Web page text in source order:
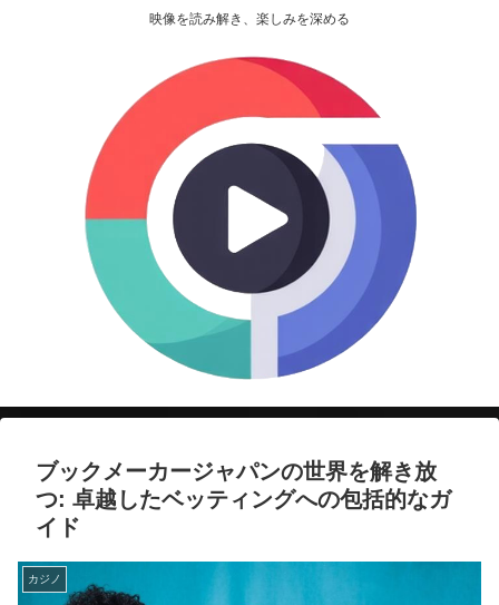
映像を読み解き、楽しみを深める
ブックメーカージャパンの世界を解き放
つ: 卓越したベッティングへの包括的なガ
イド
カジノ